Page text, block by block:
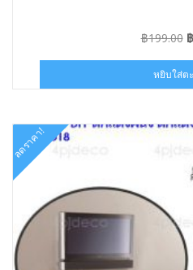
฿199.00 ฿
หยิบใส่ต
ลดราคา!